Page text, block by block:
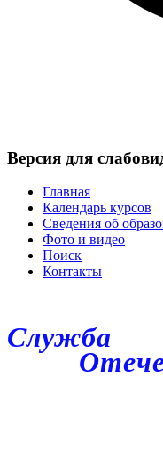
Версия для
Главная
Календарь курсов
Сведения об
Фото и видео
Поиск
Контакты
Служба
дело